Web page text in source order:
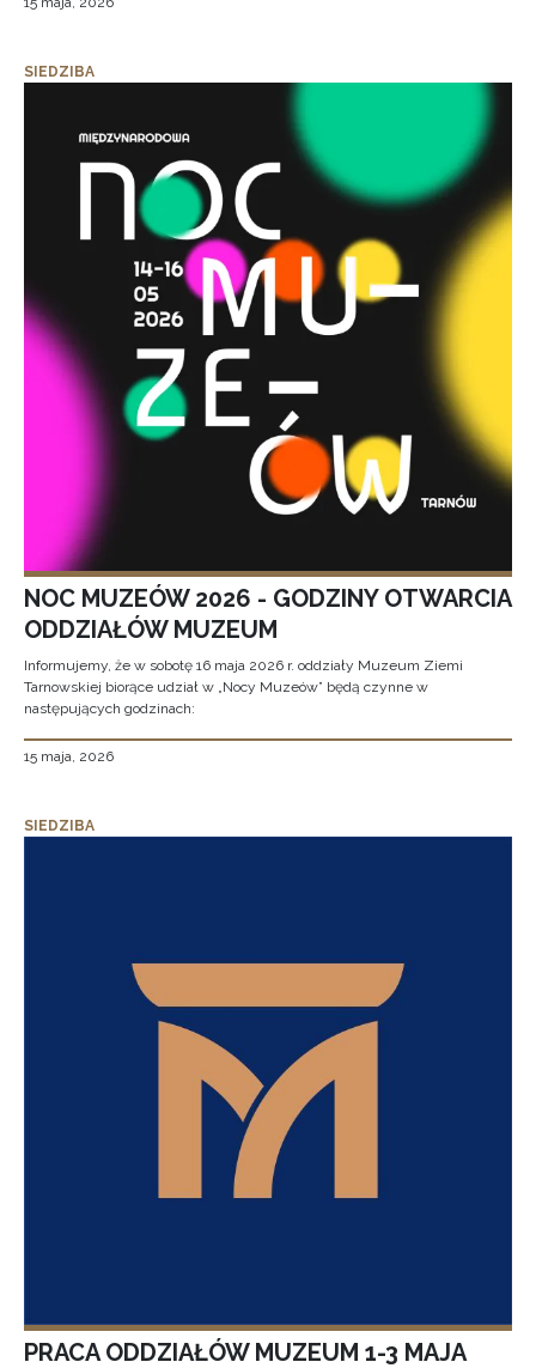
SIEDZIBA
NOC MUZEÓW 2026 - GODZINY OTWARCIA
ODDZIAŁÓW MUZEUM
Informujemy, że w sobotę 16 maja 2026 r. oddziały Muzeum Ziemi
Tarnowskiej biorące udział w „Nocy Muzeów” będą czynne w
następujących godzinach:
15 maja, 2026
SIEDZIBA
PRACA ODDZIAŁÓW MUZEUM 1-3 MAJA